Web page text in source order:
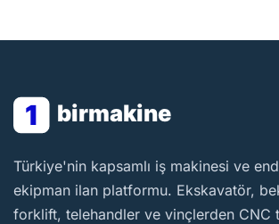
1 birmakine
BirMakine
Türkiye'nin kapsamlı iş makinesi ve
ekipman ilan platformu. Ekskavatör,
forklift, telehandler ve vinçlerden CNC